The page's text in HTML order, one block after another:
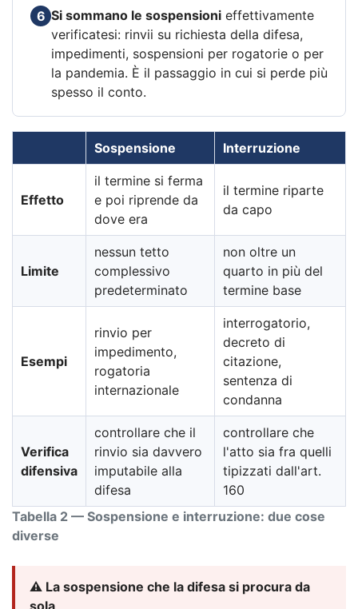
6 Si sommano le sospensioni effettivamente
verificatesi: rinvii su richiesta della difesa,
impedimenti, sospensioni per rogatorie o per
la pandemia. È il passaggio in cui si perde più
spesso il conto.
Tabella 2 — Sospensione e interruzione: due cose
diverse
Sospensione Interruzione
Effetto
il termine si ferma
e poi riprende da
dove era
il termine riparte
da capo
Limite
nessun tetto
complessivo
predeterminato
non oltre un
quarto in più del
termine base
Esempi
rinvio per
impedimento,
rogatoria
internazionale
interrogatorio,
decreto di
citazione,
sentenza di
condanna
Verifica
difensiva
controllare che il
rinvio sia davvero
imputabile alla
difesa
controllare che
l'atto sia fra quelli
tipizzati dall'art.
160
⚠️ La sospensione che la difesa si procura da
sola